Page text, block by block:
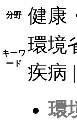
分野 健康
キーワ
ード
環境
疾病
環